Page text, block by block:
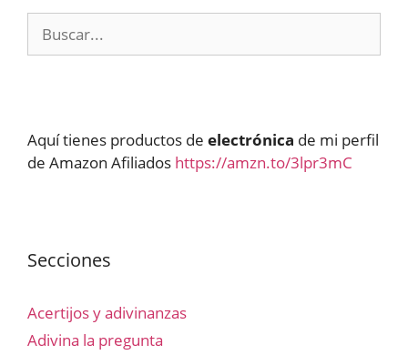
Aquí tienes productos de electrónica de mi perfil
de Amazon Afiliados https://amzn.to/3lpr3mC
Secciones
Acertijos y adivinanzas
Adivina la pregunta